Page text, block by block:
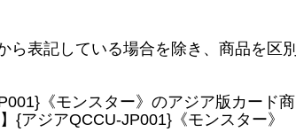
ら表記している場合を除き、商品を区別
《モンスター》のアジア版カード商
アジアQCCU-JP001}《モンスター》